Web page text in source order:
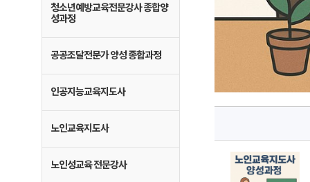
청소년예방교육전문강사 종합양
성과정
공공조달전문가 양성 종합과정
인공지능교육지도사
노인교육지도사
노인성교육 전문강사